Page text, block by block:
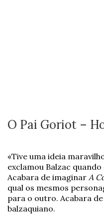
O Pai Goriot –
«Tive uma ideia
exclamou Balzac
Acabara de imaginar A
qual os mesmos
para o outro. Acabara
balzaquiano.